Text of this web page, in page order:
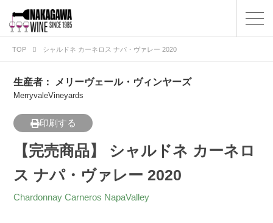
TOP シャルドネ カーネロス ナパ・ヴァレー 2020
生産者： メリーヴェール・ヴィンヤーズ
MerryvaleVineyards
印刷する
【完売商品】 シャルドネ カーネロ
ス ナパ・ヴァレー 2020
Chardonnay Carneros NapaValley